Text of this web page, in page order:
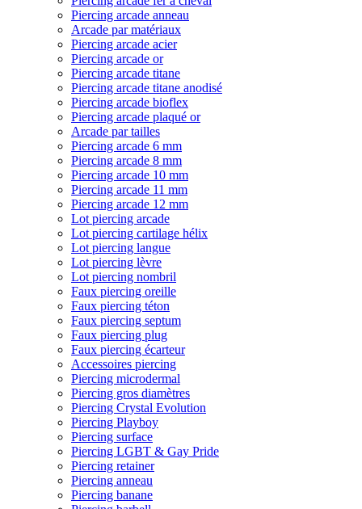
Piercing arcade anneau
Arcade par matériaux
Piercing arcade acier
Piercing arcade or
Piercing arcade titane
Piercing arcade titane anodisé
Piercing arcade bioflex
Piercing arcade plaqué or
Arcade par tailles
Piercing arcade 6 mm
Piercing arcade 8 mm
Piercing arcade 10 mm
Piercing arcade 11 mm
Piercing arcade 12 mm
Lot piercing arcade
Lot piercing cartilage hélix
Lot piercing langue
Lot piercing lèvre
Lot piercing nombril
Faux piercing oreille
Faux piercing téton
Faux piercing septum
Faux piercing plug
Faux piercing écarteur
Accessoires piercing
Piercing microdermal
Piercing gros diamètres
Piercing Crystal Evolution
Piercing Playboy
Piercing surface
Piercing LGBT & Gay Pride
Piercing retainer
Piercing anneau
Piercing banane